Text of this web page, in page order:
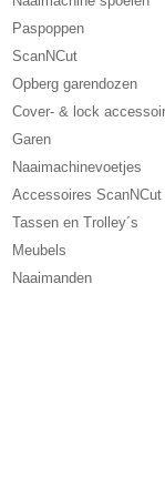
Paspoppen
ScanNCut
Opberg garendozen
Cover- & lock
Garen
Naaimachinevoetjes
Accessoires ScanNCut
Tassen en Trolley´s
Meubels
Naaimanden